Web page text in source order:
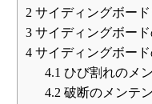
2 サイディングボー
3 サイディングボー
4 サイディングボー
4.1 ひび割れのメ
4.2 破断のメンテ